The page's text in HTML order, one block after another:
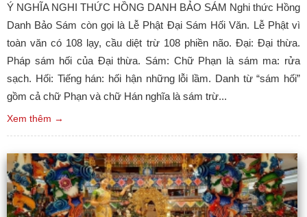
Ý NGHĨA NGHI THỨC HỒNG DANH BẢO SÁM Nghi thức Hồng
Danh Bảo Sám còn gọi là Lễ Phật Đại Sám Hối Văn. Lễ Phật vì
toàn văn có 108 lạy, cầu diệt trừ 108 phiền não. Đại: Đại thừa.
Pháp sám hối của Đại thừa. Sám: Chữ Phạn là sám ma: rửa
sạch. Hối: Tiếng hán: hối hận những lỗi lầm. Danh từ “sám hối”
gồm cả chữ Phạn và chữ Hán nghĩa là sám trừ...
Xem thêm →